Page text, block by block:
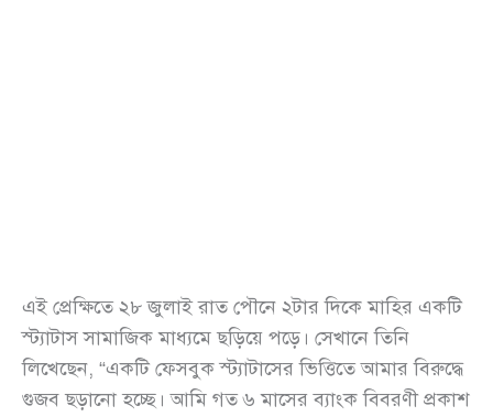
এই প্রেক্ষিতে ২৮ জুলাই রাত পৌনে ২টার দিকে মাহির একটি
স্ট্যাটাস সামাজিক মাধ্যমে ছড়িয়ে পড়ে। সেখানে তিনি
লিখেছেন, “একটি ফেসবুক স্ট্যাটাসের ভিত্তিতে আমার বিরুদ্ধে
গুজব ছড়ানো হচ্ছে। আমি গত ৬ মাসের ব্যাংক বিবরণী প্রকাশ